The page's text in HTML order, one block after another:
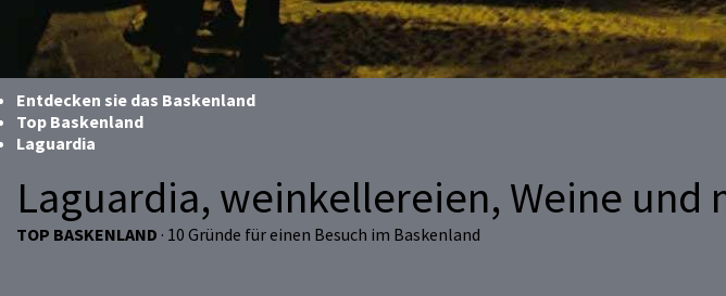
Entdecken sie das Baskenland
Top Baskenland
Laguardia
Laguardia, weinkellereien, Weine und
TOP BASKENLAND · 10 Gründe für einen Besuch im Baskenland